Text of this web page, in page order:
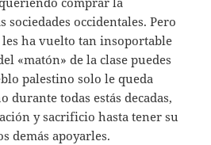
sociedades occidentales. Pero
ha vuelto tan insoportable
«matón» de la clase puedes
palestino solo le queda
durante todas estás decadas,
y sacrificio hasta tener su
demás apoyarles.